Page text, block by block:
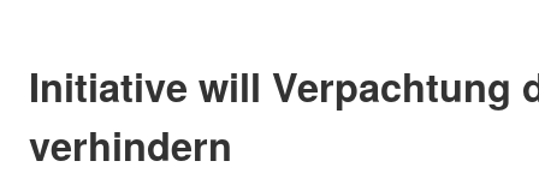
Initiative will Verpachtung
verhindern